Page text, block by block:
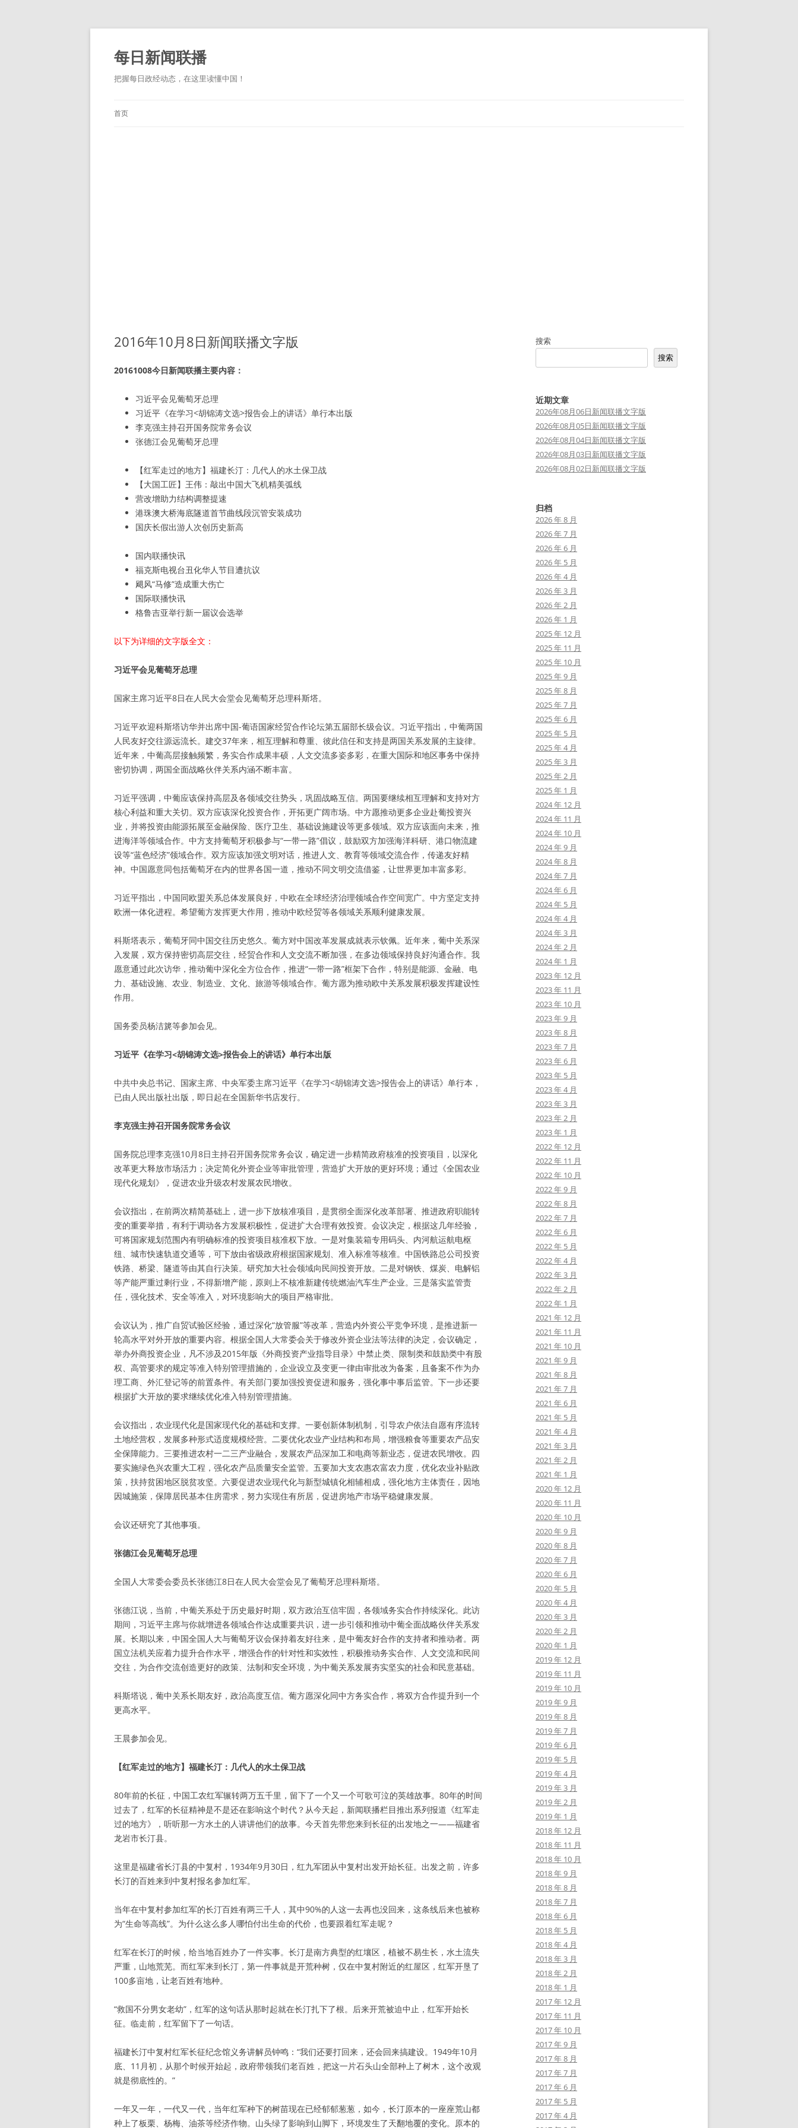
跳
正
文
每日新闻联播
把握每日政经动态，在这里读懂中国！
首页
2016年10月8日新闻联播文字版
20161008今日新闻联播主要内容：
习近平会见葡萄牙总理
习近平《在学习<胡锦涛文选>报告会上的讲话》单行本出版
李克强主持召开国务院常务会议
张德江会见葡萄牙总理
【红军走过的地方】福建长汀：几代人的水土保卫战
【大国工匠】王伟：敲出中国大飞机精美弧线
营改增助力结构调整提速
港珠澳大桥海底隧道首节曲线段沉管安装成功
国庆长假出游人次创历史新高
国内联播快讯
福克斯电视台丑化华人节目遭抗议
飓风“马修”造成重大伤亡
国际联播快讯
格鲁吉亚举行新一届议会选举
以下为详细的文字版全文：
习近平会见葡萄牙总理
国家主席习近平8日在人民大会堂会见葡萄牙总理科斯塔。
习近平欢迎科斯塔访华并出席中国-葡语国家经贸合作论坛第五届部长级会议。习近平指出，中葡两国
人民友好交往源远流长。建交37年来，相互理解和尊重、彼此信任和支持是两国关系发展的主旋律。
近年来，中葡高层接触频繁，务实合作成果丰硕，人文交流多姿多彩，在重大国际和地区事务中保持
密切协调，两国全面战略伙伴关系内涵不断丰富。
习近平强调，中葡应该保持高层及各领域交往势头，巩固战略互信。两国要继续相互理解和支持对方
核心利益和重大关切。双方应该深化投资合作，开拓更广阔市场。中方愿推动更多企业赴葡投资兴
业，并将投资由能源拓展至金融保险、医疗卫生、基础设施建设等更多领域。双方应该面向未来，推
进海洋等领域合作。中方支持葡萄牙积极参与“一带一路”倡议，鼓励双方加强海洋科研、港口物流建
设等“蓝色经济”领域合作。双方应该加强文明对话，推进人文、教育等领域交流合作，传递友好精
神。中国愿意同包括葡萄牙在内的世界各国一道，推动不同文明交流借鉴，让世界更加丰富多彩。
习近平指出，中国同欧盟关系总体发展良好，中欧在全球经济治理领域合作空间宽广。中方坚定支持
欧洲一体化进程。希望葡方发挥更大作用，推动中欧经贸等各领域关系顺利健康发展。
科斯塔表示，葡萄牙同中国交往历史悠久。葡方对中国改革发展成就表示钦佩。近年来，葡中关系深
入发展，双方保持密切高层交往，经贸合作和人文交流不断加强，在多边领域保持良好沟通合作。我
愿意通过此次访华，推动葡中深化全方位合作，推进“一带一路”框架下合作，特别是能源、金融、电
力、基础设施、农业、制造业、文化、旅游等领域合作。葡方愿为推动欧中关系发展积极发挥建设性
作用。
国务委员杨洁篪等参加会见。
习近平《在学习<胡锦涛文选>报告会上的讲话》单行本出版
中共中央总书记、国家主席、中央军委主席习近平《在学习<胡锦涛文选>报告会上的讲话》单行本，
已由人民出版社出版，即日起在全国新华书店发行。
李克强主持召开国务院常务会议
国务院总理李克强10月8日主持召开国务院常务会议，确定进一步精简政府核准的投资项目，以深化
改革更大释放市场活力；决定简化外资企业等审批管理，营造扩大开放的更好环境；通过《全国农业
现代化规划》，促进农业升级农村发展农民增收。
会议指出，在前两次精简基础上，进一步下放核准项目，是贯彻全面深化改革部署、推进政府职能转
变的重要举措，有利于调动各方发展积极性，促进扩大合理有效投资。会议决定，根据这几年经验，
可将国家规划范围内有明确标准的投资项目核准权下放。一是对集装箱专用码头、内河航运航电枢
纽、城市快速轨道交通等，可下放由省级政府根据国家规划、准入标准等核准。中国铁路总公司投资
铁路、桥梁、隧道等由其自行决策。研究加大社会领域向民间投资开放。二是对钢铁、煤炭、电解铝
等产能严重过剩行业，不得新增产能，原则上不核准新建传统燃油汽车生产企业。三是落实监管责
任，强化技术、安全等准入，对环境影响大的项目严格审批。
会议认为，推广自贸试验区经验，通过深化“放管服”等改革，营造内外资公平竞争环境，是推进新一
轮高水平对外开放的重要内容。根据全国人大常委会关于修改外资企业法等法律的决定，会议确定，
举办外商投资企业，凡不涉及2015年版《外商投资产业指导目录》中禁止类、限制类和鼓励类中有股
权、高管要求的规定等准入特别管理措施的，企业设立及变更一律由审批改为备案，且备案不作为办
理工商、外汇登记等的前置条件。有关部门要加强投资促进和服务，强化事中事后监管。下一步还要
根据扩大开放的要求继续优化准入特别管理措施。
会议指出，农业现代化是国家现代化的基础和支撑。一要创新体制机制，引导农户依法自愿有序流转
土地经营权，发展多种形式适度规模经营。二要优化农业产业结构和布局，增强粮食等重要农产品安
全保障能力。三要推进农村一二三产业融合，发展农产品深加工和电商等新业态，促进农民增收。四
要实施绿色兴农重大工程，强化农产品质量安全监管。五要加大支农惠农富农力度，优化农业补贴政
策，扶持贫困地区脱贫攻坚。六要促进农业现代化与新型城镇化相辅相成，强化地方主体责任，因地
因城施策，保障居民基本住房需求，努力实现住有所居，促进房地产市场平稳健康发展。
会议还研究了其他事项。
张德江会见葡萄牙总理
全国人大常委会委员长张德江8日在人民大会堂会见了葡萄牙总理科斯塔。
张德江说，当前，中葡关系处于历史最好时期，双方政治互信牢固，各领域务实合作持续深化。此访
期间，习近平主席与你就增进各领域合作达成重要共识，进一步引领和推动中葡全面战略伙伴关系发
展。长期以来，中国全国人大与葡萄牙议会保持着友好往来，是中葡友好合作的支持者和推动者。两
国立法机关应着力提升合作水平，增强合作的针对性和实效性，积极推动务实合作、人文交流和民间
交往，为合作交流创造更好的政策、法制和安全环境，为中葡关系发展夯实坚实的社会和民意基础。
科斯塔说，葡中关系长期友好，政治高度互信。葡方愿深化同中方务实合作，将双方合作提升到一个
更高水平。
王晨参加会见。
【红军走过的地方】福建长汀：几代人的水土保卫战
80年前的长征，中国工农红军辗转两万五千里，留下了一个又一个可歌可泣的英雄故事。80年的时间
过去了，红军的长征精神是不是还在影响这个时代？从今天起，新闻联播栏目推出系列报道《红军走
过的地方》，听听那一方水土的人讲讲他们的故事。今天首先带您来到长征的出发地之一——福建省
龙岩市长汀县。
这里是福建省长汀县的中复村，1934年9月30日，红九军团从中复村出发开始长征。出发之前，许多
长汀的百姓来到中复村报名参加红军。
当年在中复村参加红军的长汀百姓有两三千人，其中90%的人这一去再也没回来，这条线后来也被称
为“生命等高线”。为什么这么多人哪怕付出生命的代价，也要跟着红军走呢？
红军在长汀的时候，给当地百姓办了一件实事。长汀是南方典型的红壤区，植被不易生长，水土流失
严重，山地荒芜。而红军来到长汀，第一件事就是开荒种树，仅在中复村附近的红屋区，红军开垦了
100多亩地，让老百姓有地种。
“救国不分男女老幼”，红军的这句话从那时起就在长汀扎下了根。后来开荒被迫中止，红军开始长
征。临走前，红军留下了一句话。
福建长汀中复村红军长征纪念馆义务讲解员钟鸣：“我们还要打回来，还会回来搞建设。1949年10月
底、11月初，从那个时候开始起，政府带领我们老百姓，把这一片石头山全部种上了树木，这个改观
就是彻底性的。”
一年又一年，一代又一代，当年红军种下的树苗现在已经郁郁葱葱，如今，长汀原本的一座座荒山都
种上了板栗、杨梅、油茶等经济作物。山头绿了影响到山脚下，环境发生了天翻地覆的变化。原本的
搜索
搜索
近期文章
2026年08月06日新闻联播文字版
2026年08月05日新闻联播文字版
2026年08月04日新闻联播文字版
2026年08月03日新闻联播文字版
2026年08月02日新闻联播文字版
归档
2026 年 8 月
2026 年 7 月
2026 年 6 月
2026 年 5 月
2026 年 4 月
2026 年 3 月
2026 年 2 月
2026 年 1 月
2025 年 12 月
2025 年 11 月
2025 年 10 月
2025 年 9 月
2025 年 8 月
2025 年 7 月
2025 年 6 月
2025 年 5 月
2025 年 4 月
2025 年 3 月
2025 年 2 月
2025 年 1 月
2024 年 12 月
2024 年 11 月
2024 年 10 月
2024 年 9 月
2024 年 8 月
2024 年 7 月
2024 年 6 月
2024 年 5 月
2024 年 4 月
2024 年 3 月
2024 年 2 月
2024 年 1 月
2023 年 12 月
2023 年 11 月
2023 年 10 月
2023 年 9 月
2023 年 8 月
2023 年 7 月
2023 年 6 月
2023 年 5 月
2023 年 4 月
2023 年 3 月
2023 年 2 月
2023 年 1 月
2022 年 12 月
2022 年 11 月
2022 年 10 月
2022 年 9 月
2022 年 8 月
2022 年 7 月
2022 年 6 月
2022 年 5 月
2022 年 4 月
2022 年 3 月
2022 年 2 月
2022 年 1 月
2021 年 12 月
2021 年 11 月
2021 年 10 月
2021 年 9 月
2021 年 8 月
2021 年 7 月
2021 年 6 月
2021 年 5 月
2021 年 4 月
2021 年 3 月
2021 年 2 月
2021 年 1 月
2020 年 12 月
2020 年 11 月
2020 年 10 月
2020 年 9 月
2020 年 8 月
2020 年 7 月
2020 年 6 月
2020 年 5 月
2020 年 4 月
2020 年 3 月
2020 年 2 月
2020 年 1 月
2019 年 12 月
2019 年 11 月
2019 年 10 月
2019 年 9 月
2019 年 8 月
2019 年 7 月
2019 年 6 月
2019 年 5 月
2019 年 4 月
2019 年 3 月
2019 年 2 月
2019 年 1 月
2018 年 12 月
2018 年 11 月
2018 年 10 月
2018 年 9 月
2018 年 8 月
2018 年 7 月
2018 年 6 月
2018 年 5 月
2018 年 4 月
2018 年 3 月
2018 年 2 月
2018 年 1 月
2017 年 12 月
2017 年 11 月
2017 年 10 月
2017 年 9 月
2017 年 8 月
2017 年 7 月
2017 年 6 月
2017 年 5 月
2017 年 4 月